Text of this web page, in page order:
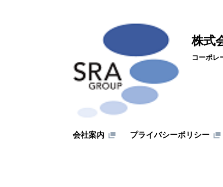
株式
コーポレ
会社案内 プライバシーポリシー